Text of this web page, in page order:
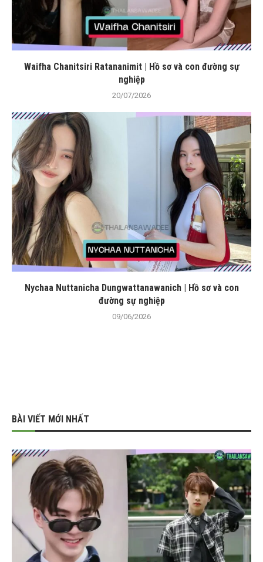
Waifha Chanitsiri Ratananimit | Hồ sơ và con đường sự
nghiệp
20/07/2026
Nychaa Nuttanicha Dungwattanawanich | Hồ sơ và con
đường sự nghiệp
09/06/2026
BÀI VIẾT MỚI NHẤT